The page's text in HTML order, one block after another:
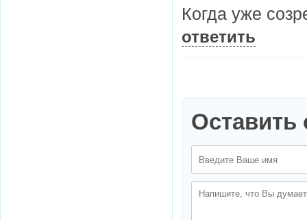
Когда уже
ответить
Оставить